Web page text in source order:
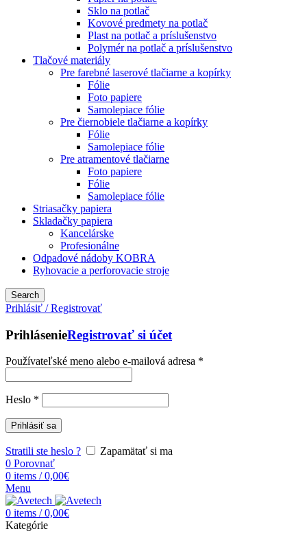
Sklo na potlač
Kovové predmety na potlač
Plast na potlač a príslušenstvo
Polymér na potlač a príslušenstvo
Tlačové materiály
Pre farebné laserové tlačiarne a kopírky
Fólie
Foto papiere
Samolepiace fólie
Pre čiernobiele tlačiarne a kopírky
Fólie
Samolepiace fólie
Pre atramentové tlačiarne
Foto papiere
Fólie
Samolepiace fólie
Striasačky papiera
Skladačky papiera
Kancelárske
Profesionálne
Odpadové nádoby KOBRA
Ryhovacie a perforovacie stroje
Search
Prihlásiť / Registrovať
PrihlásenieRegistrovať si účet
Používateľské meno alebo e-mailová adresa *
Heslo *
Prihlásiť sa
Stratili ste heslo ?
Zapamätať si ma
0 Porovnať
0 items / 0,00€
Menu
0 items / 0,00€
Kategórie